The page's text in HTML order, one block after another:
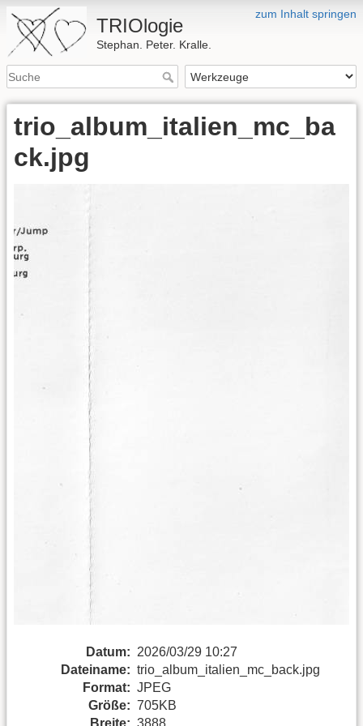
zum Inhalt springen
TRIOlogie
Stephan. Peter. Kralle.
trio_album_italien_mc_ba
ck.jpg
Datum: 2026/03/29 10:27
Dateiname: trio_album_italien_mc_back.jpg
Format: JPEG
Größe: 705KB
Breite: 3888